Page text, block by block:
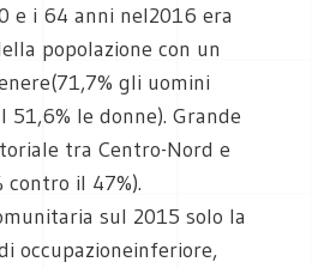
e i 64 anni nel2016 era
popolazione con un
gli uomini
le donne). Grande
tra Centro-Nord e
contro il 47%).
sul 2015 solo la
occupazioneinferiore,